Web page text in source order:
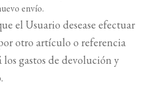
envío.
el Usuario desease efectuar
otro artículo o referencia
los gastos de devolución y